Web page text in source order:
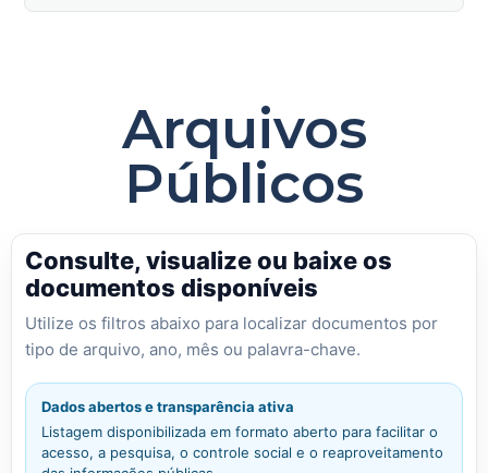
Arquivos
Públicos
Consulte, visualize ou baixe os
documentos disponíveis
Utilize os filtros abaixo para localizar documentos por
tipo de arquivo, ano, mês ou palavra-chave.
Dados abertos e transparência ativa
Listagem disponibilizada em formato aberto para facilitar o
acesso, a pesquisa, o controle social e o reaproveitamento